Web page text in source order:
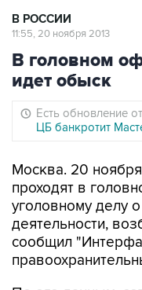
В РОССИИ
11:55, 20 ноября 2013
В головном
идет обыск
Есть обновление
ЦБ банкротит
Москва. 20
проходят в
уголовному делу
деятельности,
сообщил